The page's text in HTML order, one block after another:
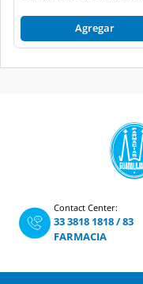
Agregar
Contact Center:
33 3818 1818/83
FARMACIA